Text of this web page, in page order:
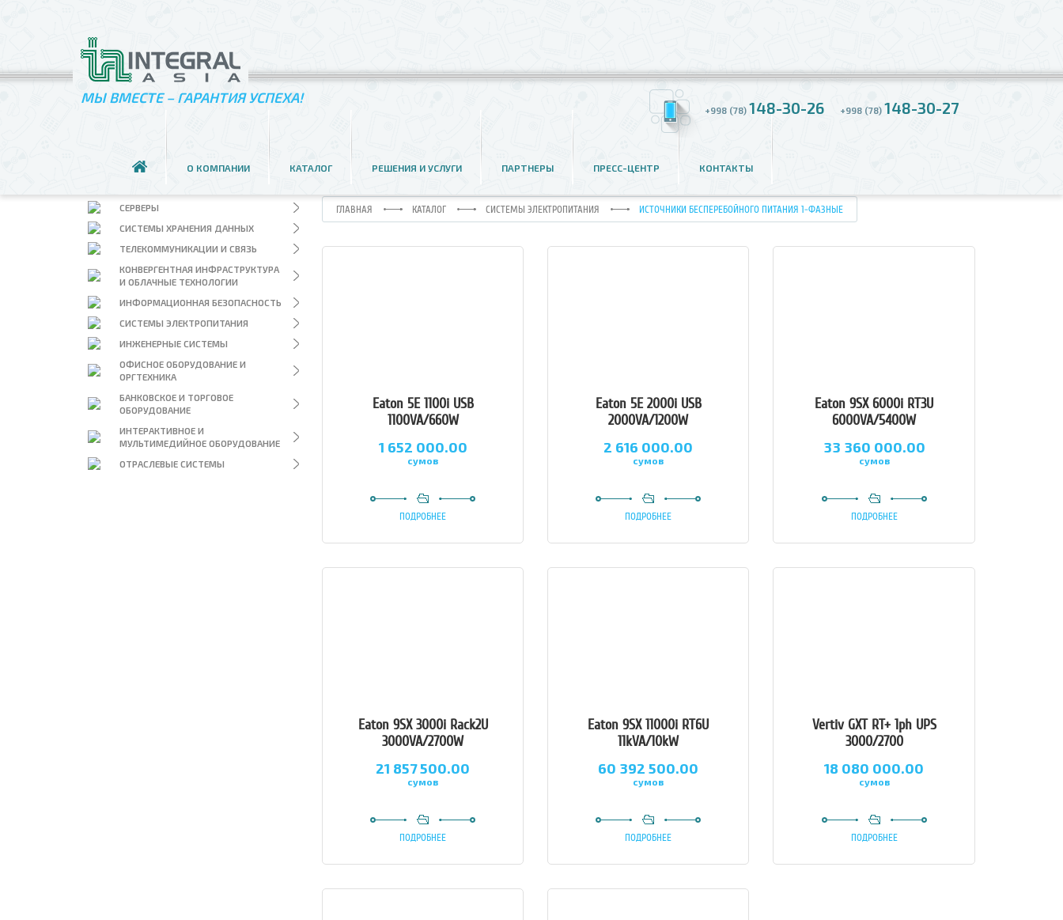
МЫ ВМЕСТЕ – ГАРАНТИЯ УСПЕХА!
О КОМПАНИИ КАТАЛОГ РЕШЕНИЯ И УСЛУГИ ПАРТНЕРЫ ПРЕСС-ЦЕНТР КОНТАКТЫ
+998 (78) 148-30-26 +998 (78) 148-30-27
ПЕРСОНАЛЬНЫЕ И МОБИЛЬНЫЕ
СЕРВЕРЫ
СИСТЕМЫ ХРАНЕНИЯ ДАННЫХ
ТЕЛЕКОММУНИКАЦИИ И СВЯЗЬ
КОНВЕРГЕНТНАЯ ИНФРАСТРУКТУРА
И ОБЛАЧНЫЕ ТЕХНОЛОГИИ
ИНФОРМАЦИОННАЯ БЕЗОПАСНОСТЬ
СИСТЕМЫ ЭЛЕКТРОПИТАНИЯ
ИНЖЕНЕРНЫЕ СИСТЕМЫ
ОФИСНОЕ ОБОРУДОВАНИЕ И
ОРГТЕХНИКА
БАНКОВСКОЕ И ТОРГОВОЕ
ОБОРУДОВАНИЕ
ИНТЕРАКТИВНОЕ И
МУЛЬТИМЕДИЙНОЕ ОБОРУДОВАНИЕ
ОТРАСЛЕВЫЕ СИСТЕМЫ
ИСТОЧНИКИ БЕСПЕРЕБОЙНОГО ПИТАНИЯ 1-ФАЗНЫЕ
ГЛАВНАЯ КАТАЛОГ СИСТЕМЫ ЭЛЕКТРОПИТАНИЯ ИСТОЧНИКИ БЕСПЕРЕБОЙНОГО ПИТАНИЯ 1-ФАЗНЫЕ
Eaton 5E 1100i USB
1100VA/660W
1 652 000.00
сумов
ПОДРОБНЕЕ
Eaton 5E 2000i USB
2000VA/1200W
2 616 000.00
сумов
ПОДРОБНЕЕ
Eaton 9SX 6000i RT3U
6000VA/5400W
33 360 000.00
сумов
ПОДРОБНЕЕ
Eaton 9SX 3000i Rack2U
3000VA/2700W
21 857 500.00
сумов
ПОДРОБНЕЕ
Eaton 9SX 11000i RT6U
11kVA/10kW
60 392 500.00
сумов
ПОДРОБНЕЕ
Vertiv GXT RT+ 1ph UPS
3000/2700
18 080 000.00
сумов
ПОДРОБНЕЕ